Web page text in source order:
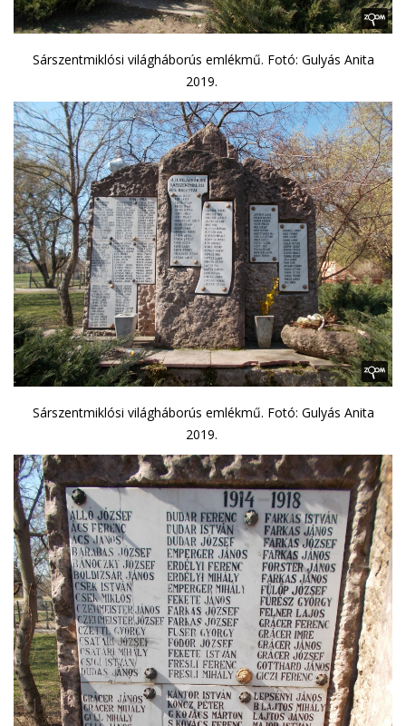
Sárszentmiklósi világháborús emlékmű. Fotó: Gulyás Anita
2019.
Sárszentmiklósi világháborús emlékmű. Fotó: Gulyás Anita
2019.